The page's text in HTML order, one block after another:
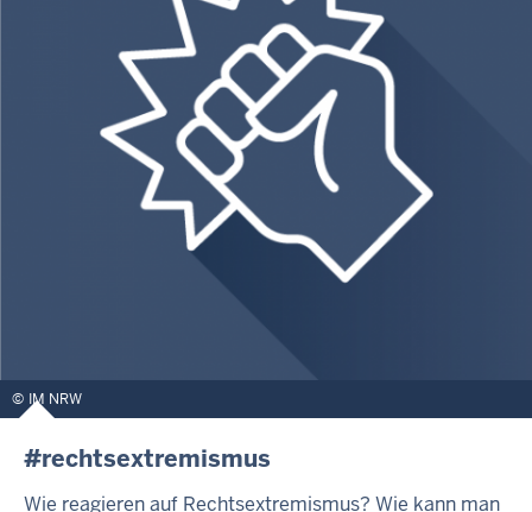
IM NRW
#rechtsextremismus
Wie reagieren auf Rechtsextremismus? Wie kann man